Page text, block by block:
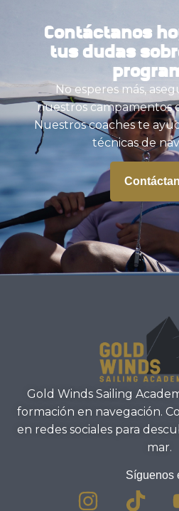
Contáctanos
tus dudas
No esperes más,
nuestros campamentos
Nuestros coaches te
técnicas de
Gold Winds Sailing
formación en navegación.
en redes sociales para
mar.
Síguenos